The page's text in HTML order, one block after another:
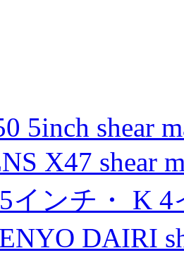
5inch shear
X47 shear
インチ・ K
DAIRI